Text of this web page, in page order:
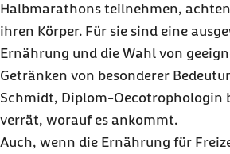
Halbmarathons teilnehmen,
ihren Körper. Für sie sind eine
Ernährung und die Wahl von
Getränken von besonderer
Schmidt, Diplom-Oecotrophologin
verrät, worauf es ankommt.
Auch, wenn die Ernährung für